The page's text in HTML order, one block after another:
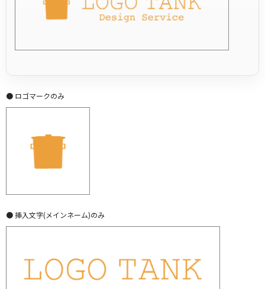
● ロゴマークのみ
● 挿入文字(メインネーム)のみ